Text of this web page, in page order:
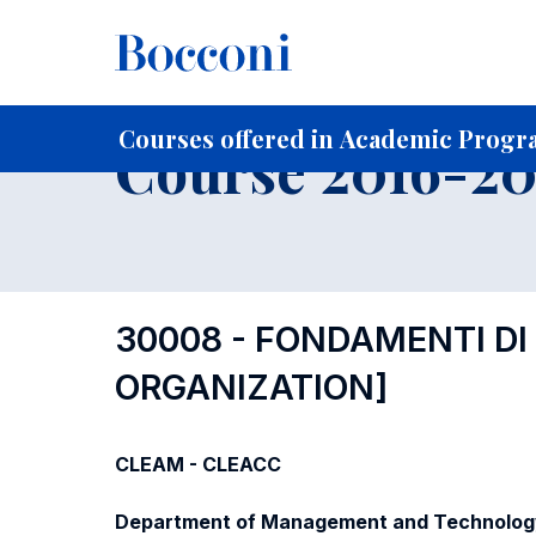
Courses offered in Academic
Home For current Students
Course 2016-
30008 - FONDAMENTI
ORGANIZATION]
CLEAM - CLEACC
Department of Management and